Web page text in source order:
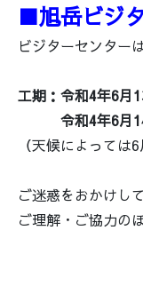
■旭岳ビジ
ビジターセンター
工期：令和4
令和4年6月14
（天候によっては
ご迷惑をおかけし
ご理解・ご協力の